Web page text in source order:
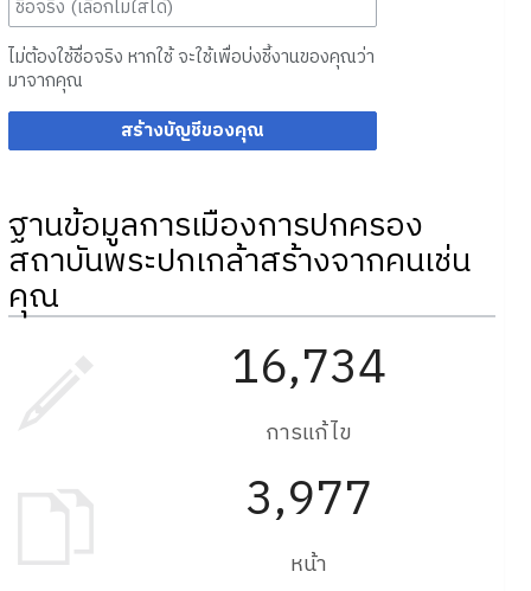
ไม่ต้องใช้ชื่อจริง หากใช้ จะใช้เพื่อบ่งชี้งานของคุณว่า
มาจากคุณ
สร้างบัญชีของคุณ
ฐานข้อมูลการเมืองการปกครอง
สถาบันพระปกเกล้าสร้างจากคนเช่น
คุณ
16,734
การแก้ไข
3,977
หน้า